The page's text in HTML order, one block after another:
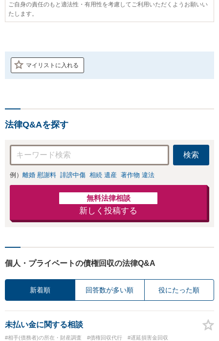
ご自身の責任のもと適法性・有用性を考慮してご利用いただくようお願いい
たします。
マイリストに入れる
法律Q&Aを探す
検索
例） 離婚 慰謝料 誹謗中傷 相続 遺産 著作物 違法
無料法律相談
新しく投稿する
個人・プライベートの債権回収の法律Q&A
新着順 回答数が多い順 役にたった順
未払い金に関する相談
#相手(債務者)の所在・財産調査 #債権回収代行
#遅延損害金回収